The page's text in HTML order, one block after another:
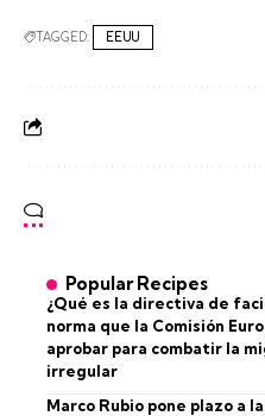
TAGGED: EEUU
Popular Recipes
¿Qué es la directiva de
norma que la Comisión
aprobar para combatir la
irregular
Marco Rubio pone plazo a